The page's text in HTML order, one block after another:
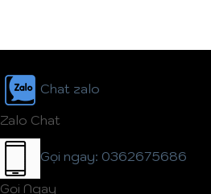
Chat zalo
Zalo Chat
Gọi ngay: 0362675686
Gọi Ngay